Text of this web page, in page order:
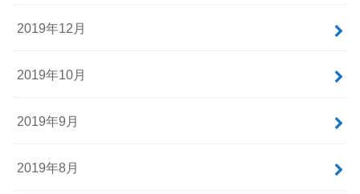
2019年12月
2019年10月
2019年9月
2019年8月